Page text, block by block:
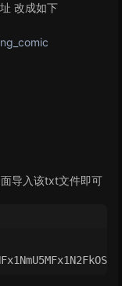
改成如下
导入该txt文件即可